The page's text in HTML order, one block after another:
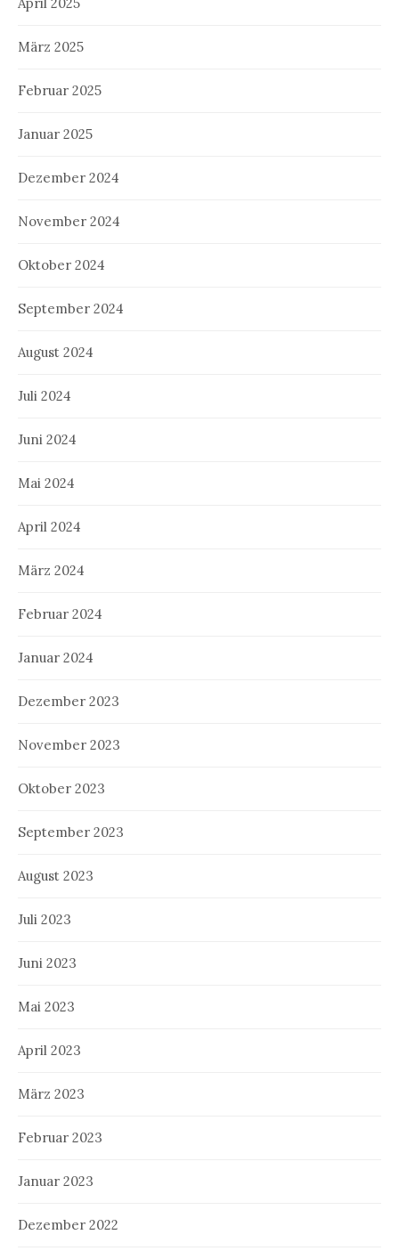
März 2025
Februar 2025
Januar 2025
Dezember 2024
November 2024
Oktober 2024
September 2024
August 2024
Juli 2024
Juni 2024
Mai 2024
April 2024
März 2024
Februar 2024
Januar 2024
Dezember 2023
November 2023
Oktober 2023
September 2023
August 2023
Juli 2023
Juni 2023
Mai 2023
April 2023
März 2023
Februar 2023
Januar 2023
Dezember 2022